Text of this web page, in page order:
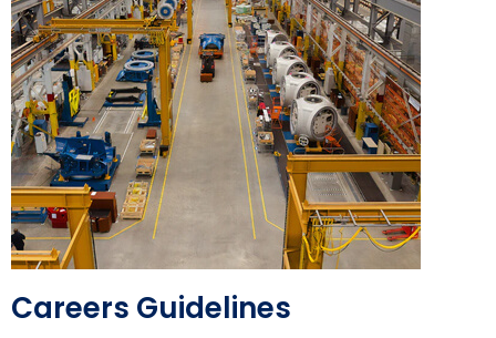
Careers Guidelines